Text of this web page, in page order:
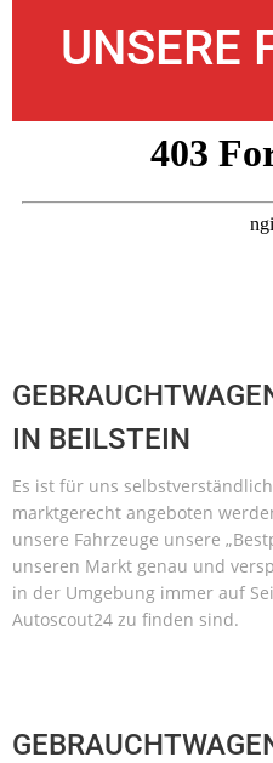
UNSERE
IN BEILSTEIN
Es ist für uns
marktgerecht angeboten
unsere Fahrzeuge unsere
unseren Markt genau und
in der Umgebung immer auf
Autoscout24 zu finden sind.